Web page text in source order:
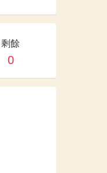
剩餘
0